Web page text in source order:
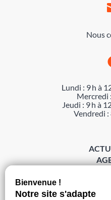
Nous
Lundi : 9 h à
Mercredi
Jeudi : 9 h à
Vendredi :